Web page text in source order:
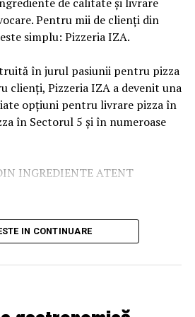
amintiri de neuitat în inima
Soluția Ideală pentru
Impecabile
zilnică de eleganță și
anul 1718 și descrisă ca fiind
al României, a fost
austriece, sub
moștenire comună reprezintă o
din Viena.
Pentru mii de clienți din
simplu: Pizzeria IZA.
în jurul pasiunii pentru pizza
clienți, Pizzeria IZA a devenit una
opțiuni pentru livrare pizza în
în Sectorul 5 și în numeroase
INGREDIENTE ATENT
începe întotdeauna cu
la Pizzeria IZA se acordă o
încât să ofere echilibrul
IN CONTINUARE